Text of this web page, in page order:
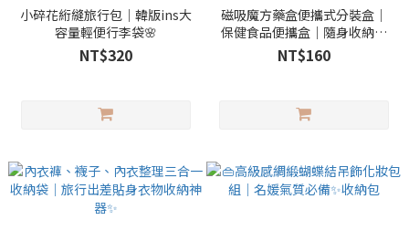
小碎花絎縫旅行包｜韓版ins大
容量輕便行李袋🌸
NT$320
磁吸魔方藥盒便攜式分裝盒｜
保健食品便攜盒｜隨身收納超
方便✨
NT$160